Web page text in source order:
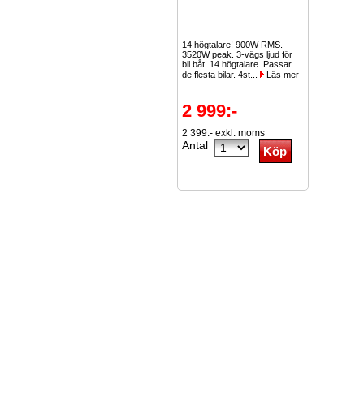
14 högtalare! 900W RMS.
3520W peak. 3-vägs ljud för
bil båt. 14 högtalare. Passar
de flesta bilar. 4st...
Läs mer
2 999:-
2 399:- exkl. moms
Antal